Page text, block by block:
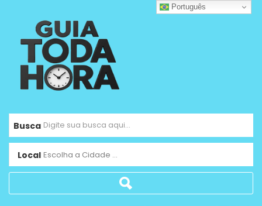
Busca
Local Escolha a Cidade ...
Português